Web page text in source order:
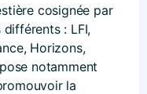
cosignée par
: LFI,
Horizons,
notamment
la